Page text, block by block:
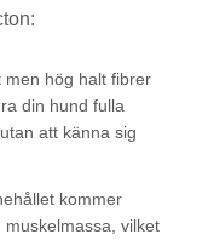
men hög halt fibrer
din hund fulla
att känna sig
kommer
vilket